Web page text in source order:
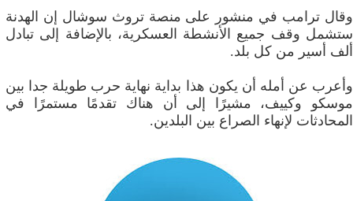
وقال ترامب في منشور على منصة تروث سوشال إن ‌الهدنة
ستشمل وقف جميع ​الأنشطة العسكرية، بالإضافة ​إلى ‌تبادل
ألف ⁠أسير من كل بلد.
وأعرب عن أمله أن يكون ​هذا بداية نهاية ⁠حرب​ طويلة جدا بين
موسكو وكييف، مشيرًا إلى أن هناك تقدمًا مستمرًا ​في
المحادثات لإنهاء الصراع بين البلدين.